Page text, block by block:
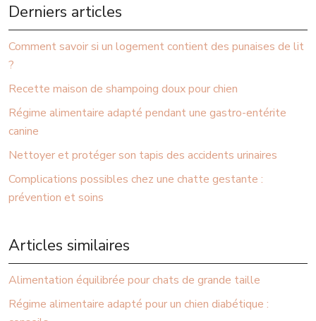
Derniers articles
Comment savoir si un logement contient des punaises de lit
?
Recette maison de shampoing doux pour chien
Régime alimentaire adapté pendant une gastro-entérite
canine
Nettoyer et protéger son tapis des accidents urinaires
Complications possibles chez une chatte gestante :
prévention et soins
Articles similaires
Alimentation équilibrée pour chats de grande taille
Régime alimentaire adapté pour un chien diabétique :